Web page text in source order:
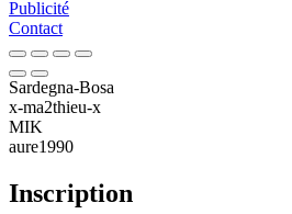
Publicité
Contact
Sardegna-Bosa
x-ma2thieu-x
MIK
aure1990
Inscription